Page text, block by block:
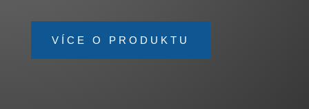
VÍCE O PRODUKTU